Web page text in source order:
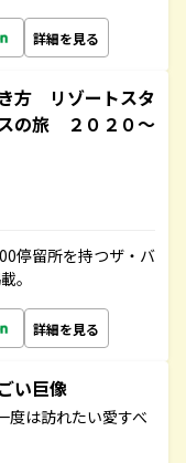
詳細を見る
方 リゾートスタ
の旅 ２０２０～
停留所を持つザ・バ
。
詳細を見る
い巨像
度は訪れたい愛すべ